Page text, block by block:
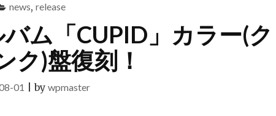
news, release
ム「CUPID」カラー(ク
ク)盤復刻！
01 |by wpmaster